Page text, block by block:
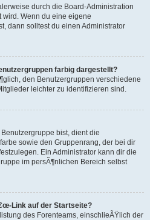
durch die Board-Administration
wird. Wenn du eine eigene
dann solltest du einen Administrator
farbig dargestellt?
den Benutzergruppen verschiedene
leichter zu identifizieren sind.
bist, dient die
sowie den Gruppenrang, der bei dir
Ein Administrator kann dir die
im persÃ¶nlichen Bereich selbst
Link auf der Startseite?
des Forenteams, einschlieÃŸlich der